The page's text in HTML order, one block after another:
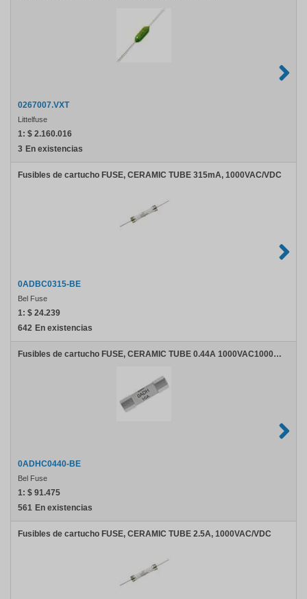
0267007.VXT
Littelfuse
1: $ 2.160.016
3 En existencias
Fusibles de cartucho FUSE, CERAMIC TUBE 315mA, 1000VAC/VDC
0ADBC0315-BE
Bel Fuse
1: $ 24.239
642 En existencias
Fusibles de cartucho FUSE, CERAMIC TUBE 0.44A 1000VAC1000VDC
0ADHC0440-BE
Bel Fuse
1: $ 91.475
561 En existencias
Fusibles de cartucho FUSE, CERAMIC TUBE 2.5A, 1000VAC/VDC